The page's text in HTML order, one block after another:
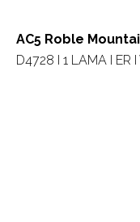
AC5 Roble
D4728 I 1 LAMA I ER I